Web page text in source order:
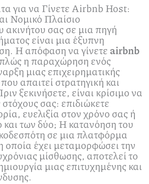
για να Γίνετε Airbnb Host:
Νομικό Πλαίσιο
σας σε μια πηγή
είναι μια έξυπνη
Η απόφαση να γίνετε airbnb
η παραχώρηση ενός
μιας επιχειρηματικής
απαιτεί στρατηγική και
ξεκινήσετε, είναι κρίσιμο να
σας: επιδιώκετε
ευελιξία στον χρόνο σας ή
των δύο; Η κατανόηση του
σε μια πλατφόρμα
οποία έχει μεταμορφώσει την
μίσθωσης, αποτελεί το
μιας επιτυχημένης και